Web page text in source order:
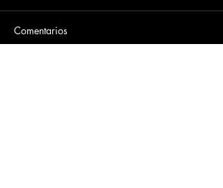
Comentarios